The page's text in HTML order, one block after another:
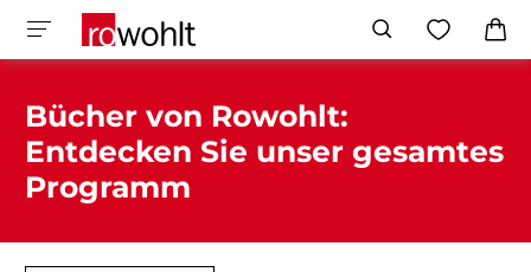
Bücher von Rowohlt:
Entdecken Sie unser gesamtes
Programm